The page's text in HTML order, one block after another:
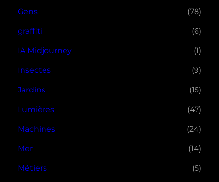
Gens (78)
graffiti (6)
IA Midjourney (1)
Insectes (9)
Jardins (15)
Lumières (47)
Machines (24)
Mer (14)
Métiers (5)